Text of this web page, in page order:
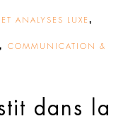
ANALYSES LUXE ,
, COMMUNICATION &
dans la